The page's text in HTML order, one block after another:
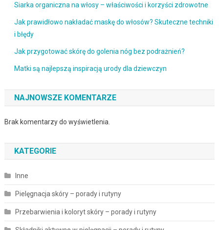
Siarka organiczna na włosy – właściwości i korzyści zdrowotne
Jak prawidłowo nakładać maskę do włosów? Skuteczne techniki
i błędy
Jak przygotować skórę do golenia nóg bez podrażnień?
Matki są najlepszą inspiracją urody dla dziewczyn
NAJNOWSZE KOMENTARZE
Brak komentarzy do wyświetlenia.
KATEGORIE
Inne
Pielęgnacja skóry – porady i rutyny
Przebarwienia i koloryt skóry – porady i rutyny